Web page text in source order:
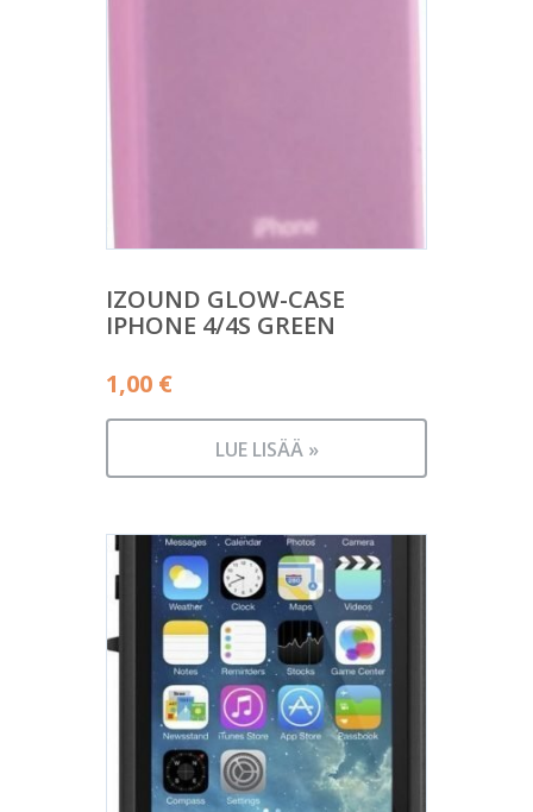
IZOUND GLOW-CASE
IPHONE 4/4S GREEN
1,00 €
LUE LISÄÄ »